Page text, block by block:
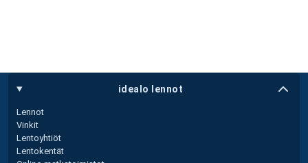
idealo lennot
Lennot
Vinkit
Lentoyhtiöt
Lentokentät